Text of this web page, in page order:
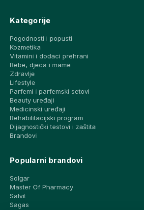
Kategorije
Pogodnosti i popusti
Kozmetika
Vitamini i dodaci prehrani
Bebe, djeca i mame
Zdravlje
Lifestyle
Parfemi i parfemski setovi
Beauty uređaji
Medicinski uređaji
Rehabilitacijski program
Dijagnostički testovi i zaštita
Brandovi
Popularni brandovi
Solgar
Master Of Pharmacy
Salvit
Sagas